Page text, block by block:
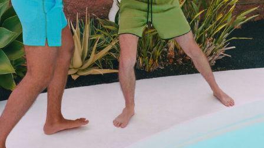
Slip
Magici
Vedi tutti i Costumi da bagno
Abbigliamento
Polo
Camicie
Bermuda
Pullover e Cardigan